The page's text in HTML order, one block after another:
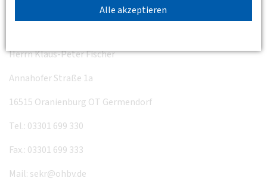
Alle akzeptieren
Oberhavel Holding Besitz- und Verwaltungsgesellschaft
Herrn Klaus-Peter Fischer
Annahofer Straße 1a
16515 Oranienburg OT Germendorf
Tel.: 03301 699 330
Fax.: 03301 699 333
Mail: sekr@ohbv.de